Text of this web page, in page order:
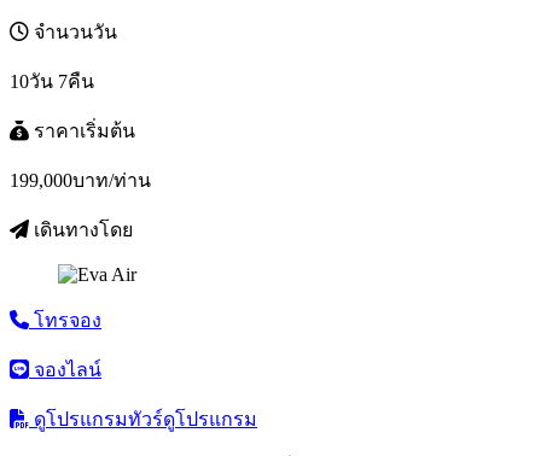
จำนวนวัน
10วัน 7คืน
ราคาเริ่มต้น
199,000บาท/ท่าน
เดินทางโดย
โทรจอง
จองไลน์
ดูโปรแกรมทัวร์ดูโปรแกรม